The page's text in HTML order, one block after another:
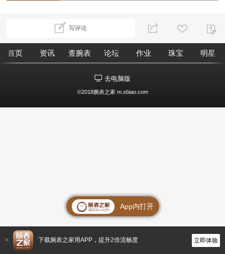
写评论
首页 资讯 查腕表 论坛 作业 珠宝 明星
去电脑版
©2018腕表之家 m.xbiao.com
App内打开
下载腕表之家用APP，提升2倍流畅度 立即体验